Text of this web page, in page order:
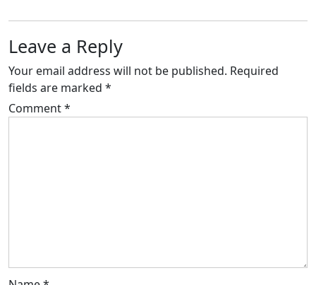
Leave a Reply
Your email address will not be published. Required
fields are marked *
Comment*